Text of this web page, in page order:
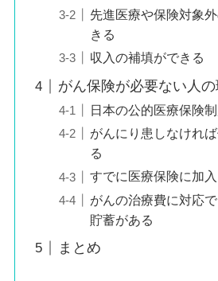
先進医療や保険対象
きる
収入の補填ができる
がん保険が必要ない人
日本の公的医療保険
がんにり患しなけれ
る
すでに医療保険に加
がんの治療費に対応
貯蓄がある
まとめ